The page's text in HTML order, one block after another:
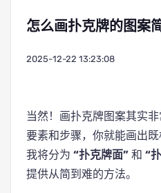
怎么画扑克牌的图案
2025-12-22 13:23:08
当然！画扑克牌图案其实
要素和步骤，你就能画出
我将分为 “扑克牌面” 和 “
提供从简到难的方法。